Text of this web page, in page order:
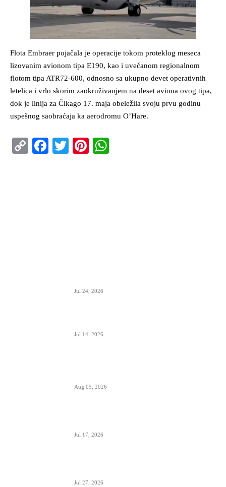
Flota Embraer pojačala je operacije tokom proteklog meseca
lizovanim avionom tipa E190, kao i uvećanom regionalnom
flotom tipa ATR72-600, odnosno sa ukupno devet operativnih
letelica i vrlo skorim zaokruživanjem na deset aviona ovog tipa,
dok je linija za Čikago 17. maja obeležila svoju prvu godinu
uspešnog saobraćaja ka aerodromu O’Hare.
CopyFacebook
TwitterPinterest
Jul 24, 2026
Jul 14, 2026
Aug 05, 2026
Jul 17, 2026
Jul 27, 2026